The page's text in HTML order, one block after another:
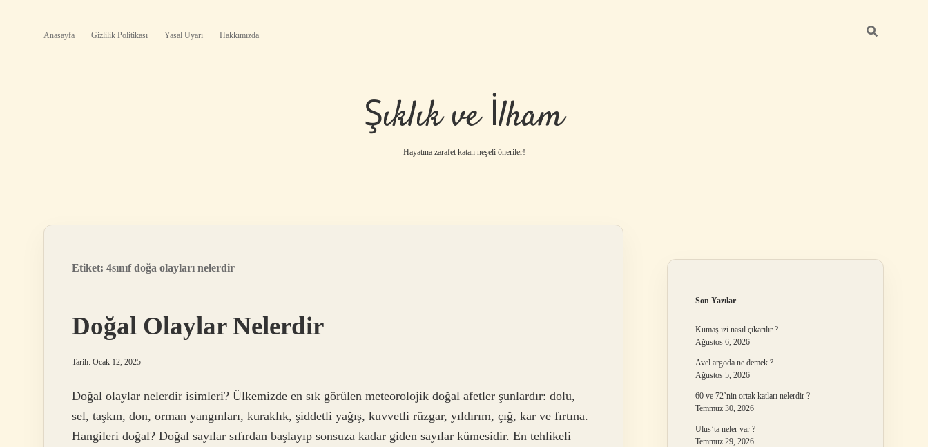
Anasayfa Gizlilik Politikası Yasal Uyarı Hakkımızda
Şıklık ve İlham
Hayatına zarafet katan neşeli öneriler!
Etiket: 4sınıf doğa olayları nelerdir
Doğal Olaylar Nelerdir
Tarih: Ocak 12, 2025
Doğal olaylar nelerdir isimleri? Ülkemizde en sık görülen meteorolojik doğal afetler şunlardır: dolu,
sel, taşkın, don, orman yangınları, kuraklık, şiddetli yağış, kuvvetli rüzgar, yıldırım, çığ, kar ve fırtına.
Hangileri doğal? Doğal sayılar sıfırdan başlayıp sonsuza kadar giden sayılar kümesidir. En tehlikeli
Son Yazılar
Kumaş izi nasıl çıkarılır ?
Ağustos 6, 2026
Avel argoda ne demek ?
Ağustos 5, 2026
60 ve 72’nin ortak katları nelerdir ?
Temmuz 30, 2026
Ulus’ta neler var ?
Temmuz 29, 2026